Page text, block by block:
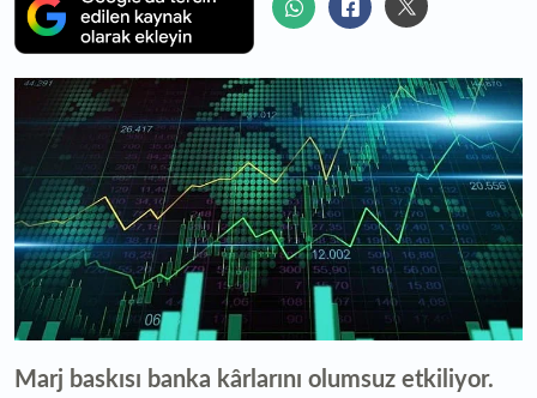
Marj baskısı banka kârlarını olumsuz etkiliyor.